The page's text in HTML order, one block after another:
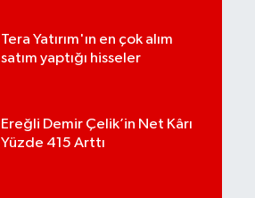
Tera Yatırım'ın en çok alım
satım yaptığı hisseler
Ereğli Demir Çelik’in Net Kârı
Yüzde 415 Arttı